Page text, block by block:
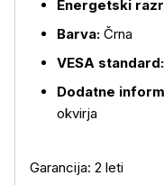
Energetski
Barva: Črna
VESA standard:
Dodatne
okvirja
Garancija: 2 leti